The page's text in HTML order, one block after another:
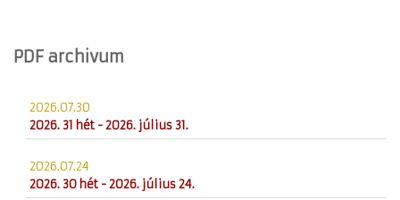
PDF archivum
2026.07.30
2026. 31 hét - 2026. július 31.
2026.07.24
2026. 30 hét - 2026. július 24.